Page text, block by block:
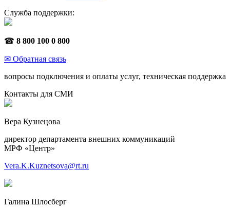
Служба поддержки:
☎ 8 800 100 0 800
✉ Обратная связь
вопросы подключения и оплаты услуг, техническая поддержка
Контакты для СМИ
Вера Кузнецова
директор департамента внешних коммуникаций
МРФ «Центр»
Vera.K.Kuznetsova@rt.ru
Галина Шлосберг